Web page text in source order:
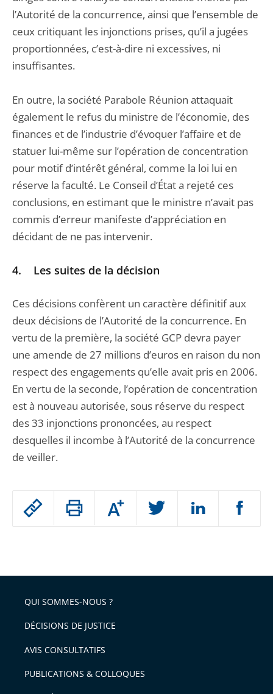
Passer
arriver
après
Augmenter
ou
l'article
pour
avant
l’Autorité de la concurrence, ainsi que l’ensemble de
ceux critiquant les injonctions prises, qu’il a jugées
proportionnées, c’est-à-dire ni excessives, ni
insuffisantes.
En outre, la société Parabole Réunion attaquait
également le refus du ministre de l’économie, des
finances et de l’industrie d’évoquer l’affaire et de
statuer lui-même sur l’opération de concentration
pour motif d’intérêt général, comme la loi lui en
réserve la faculté. Le Conseil d’État a rejeté ces
conclusions, en estimant que le ministre n’avait pas
commis d’erreur manifeste d’appréciation en
décidant de ne pas intervenir.
4. Les suites de la décision
Ces décisions confèrent un caractère définitif aux
deux décisions de l’Autorité de la concurrence. En
vertu de la première, la société GCP devra payer
une amende de 27 millions d’euros en raison du non
respect des engagements qu’elle avait pris en 2006.
En vertu de la seconde, l’opération de concentration
est à nouveau autorisée, sous réserve du respect
des 33 injonctions prononcées, au respect
desquelles il incombe à l’Autorité de la concurrence
de veiller.
QUI SOMMES-NOUS ?
DÉCISIONS DE JUSTICE
AVIS CONSULTATIFS
PUBLICATIONS & COLLOQUES